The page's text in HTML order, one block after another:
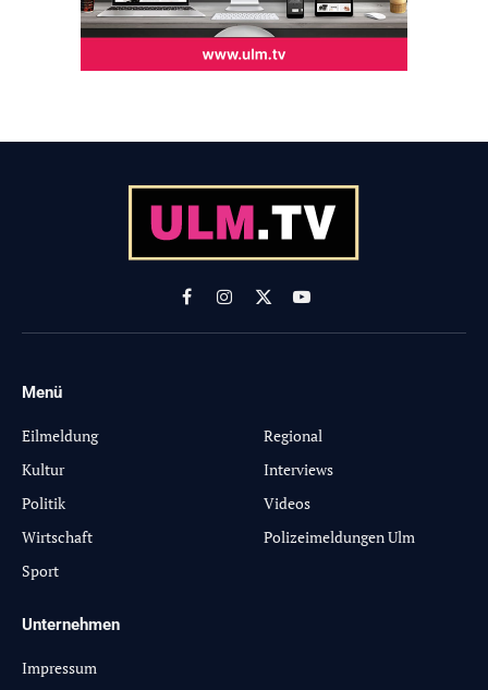
FacebookInstagram
X
(Twitter)
YouTube
Menü
Eilmeldung
Kultur
Politik
Wirtschaft
Sport
Regional
Interviews
Videos
Polizeimeldungen Ulm
Unternehmen
Impressum